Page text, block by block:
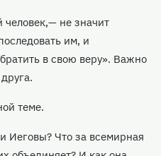
человек,— не значит
им, и
в свою веру». Важно
теме.
Иеговы? Что за всемирная